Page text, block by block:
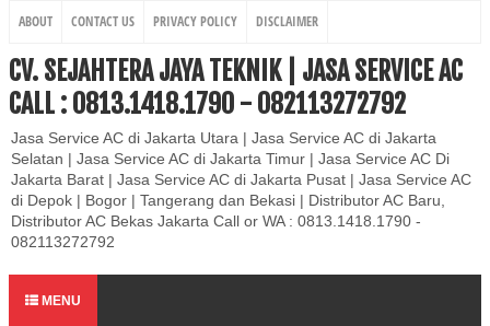
ABOUT CONTACT US PRIVACY POLICY DISCLAIMER
CV. SEJAHTERA JAYA TEKNIK | JASA SERVICE AC
CALL : 0813.1418.1790 - 082113272792
Jasa Service AC di Jakarta Utara | Jasa Service AC di Jakarta
Selatan | Jasa Service AC di Jakarta Timur | Jasa Service AC Di
Jakarta Barat | Jasa Service AC di Jakarta Pusat | Jasa Service AC
di Depok | Bogor | Tangerang dan Bekasi | Distributor AC Baru,
Distributor AC Bekas Jakarta Call or WA : 0813.1418.1790 -
082113272792
MENU